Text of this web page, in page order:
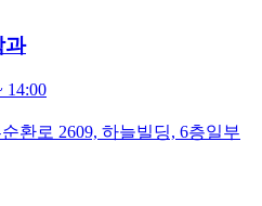
과
14:00
환로 2609, 하늘빌딩, 6층일부